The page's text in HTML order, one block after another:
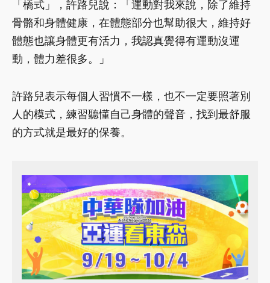
「橋式」，許路兒說：「運動對我來說，除了維持
骨骼和身體健康，在體態部分也幫助很大，維持好
體態也讓身體更有活力，我認真覺得有運動沒運
動，體力差很多。」
許路兒表示每個人習慣不一樣，也不一定要照著別
人的模式，練習聽懂自己身體的聲音，找到最舒服
的方式就是最好的保養。